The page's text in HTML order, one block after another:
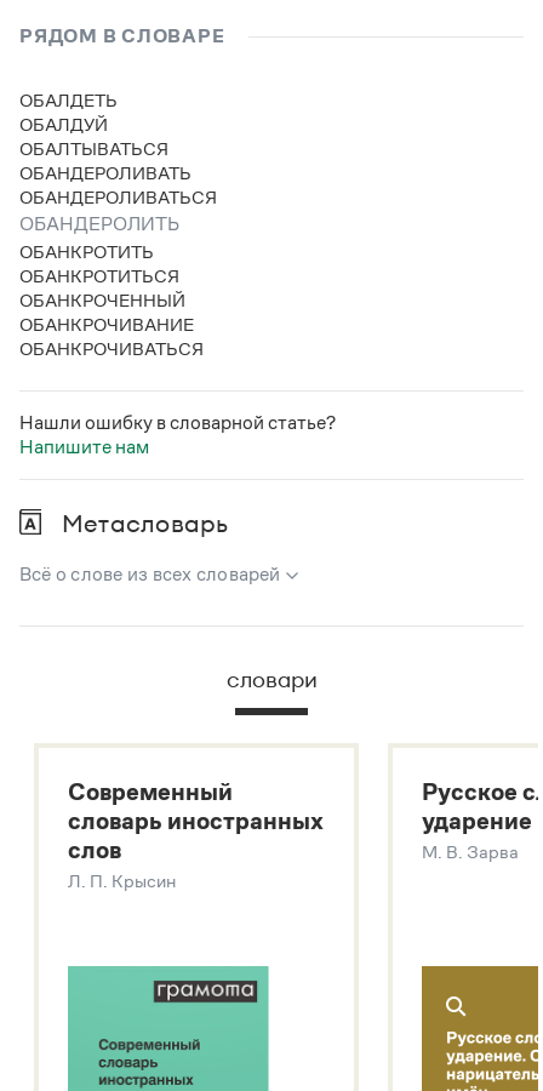
Монологи
Рекомендуем
Учебник Грамоты
Правила русского языка: от азов до тонкостей
Интерактивные упражнения: от простого к сложному
Скороговорки
Словари
Научпоп
Все книги
РЯДОМ В СЛОВАРЕ
ОБАЛДЕТЬ
ОБАЛДУЙ
ОБАЛТЫВАТЬСЯ
ОБАНДЕРОЛИВАТЬ
ОБАНДЕРОЛИВАТЬСЯ
ОБАНДЕРОЛИТЬ
ОБАНКРОТИТЬ
ОБАНКРОТИТЬСЯ
ОБАНКРОЧЕННЫЙ
ОБАНКРОЧИВАНИЕ
ОБАНКРОЧИВАТЬСЯ
Нашли ошибку в словарной статье?
Напишите нам
Метасловарь
Всё о слове из всех словарей
В метасловаре Грамоты в удобном виде собрана вся
Русский орфографический словарь
Большой толковый словарь русских глаголов
Современный словарь иностранных слов
Звук – технология синтеза платформы
SaluteSpeech
словари
Современный
словарь иностранных
слов
Л. П. Крысин
Русское
ударение
М. В. Зарва